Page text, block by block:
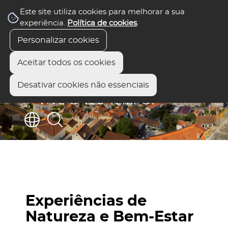
Este site utiliza cookies para melhorar a sua
experiência. Política de cookies.
Personalizar cookies
Aceitar todos os cookies
Desativar cookies não essenciais
Experiências de
Natureza e Bem-Estar